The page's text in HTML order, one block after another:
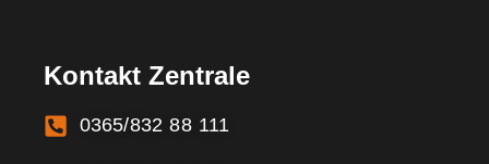
Kontakt Zentrale
0365/832 88 111